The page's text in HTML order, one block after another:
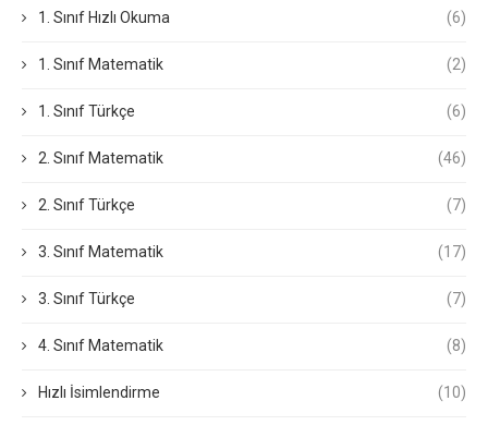
1. Sınıf Hızlı Okuma (6)
1. Sınıf Matematik (2)
1. Sınıf Türkçe (6)
2. Sınıf Matematik (46)
2. Sınıf Türkçe (7)
3. Sınıf Matematik (17)
3. Sınıf Türkçe (7)
4. Sınıf Matematik (8)
Hızlı İsimlendirme (10)